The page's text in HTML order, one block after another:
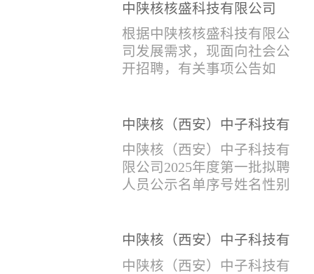
中陕核核盛科技有限公司
2025年度招聘公告
根据中陕核核盛科技有限公
司发展需求，现面向社会公
开招聘，有关事项公告如
会招聘：面向社会招聘，同
等条件下集团内部员工优
先。（2）应届生招聘：国家
计划内统一招收的全日制院
校应届毕业生，重点院校应
登记表》(见附件2）并如实
填写。并将《应聘人员登记
中陕核（西安）中子科技有
限公司2025年度第一批拟聘
人员公示名单
中陕核（西安）中子科技有
限公司2025年度第一批拟聘
人员公示名单序号姓名性别
本科西安石油大学测控技术
中陕核（西安）中子科技有
限公司2025年招聘公告
中陕核（西安）中子科技有